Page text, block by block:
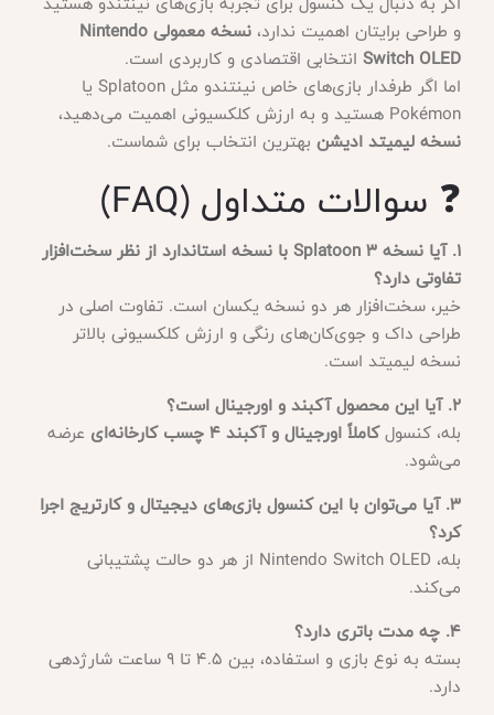
و طراحی برایتان اهمیت ندارد،
نسخه معمولی Nintendo
Switch OLED انتخابی اقتصادی و کاربردی است.
اما اگر طرفدار بازی‌های خاص نینتندو مثل Splatoon یا
Pokémon هستید و به ارزش کلکسیونی اهمیت می‌دهید،
نسخه لیمیتد ادیشن بهترین انتخاب برای شماست.
❓ سوالات متداول (FAQ)
۱. آیا نسخه Splatoon 3 با نسخه استاندارد از نظر سخت‌افزار
تفاوتی دارد؟
خیر، سخت‌افزار هر دو نسخه یکسان است. تفاوت اصلی در
طراحی داک و جوی‌کان‌های رنگی و ارزش کلکسیونی بالاتر
نسخه لیمیتد است.
۲. آیا این محصول آکبند و اورجینال است؟
بله، کنسولکاملاً اورجینال و آکبند ۴ چسب کارخانه‌ای
عرضه
می‌شود.
۳. آیا می‌توان با این کنسول بازی‌های دیجیتال و کارتریج اجرا
کرد؟
بله، Nintendo Switch OLED از هر دو حالت پشتیبانی
می‌کند.
۴. چه مدت باتری دارد؟
بسته به نوع بازی و استفاده، بین ۴.۵ تا ۹ ساعت شارژدهی
دارد.